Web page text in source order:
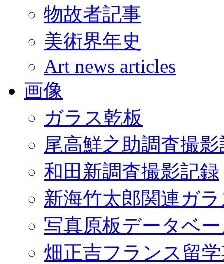
物故者記事
美術界年史
Art news articles
画像
ガラス乾板
尾高鮮之助調査撮
和田新調査撮影記録
新海竹太郎関連ガ
写真原板データベ
畑正吉フランス留